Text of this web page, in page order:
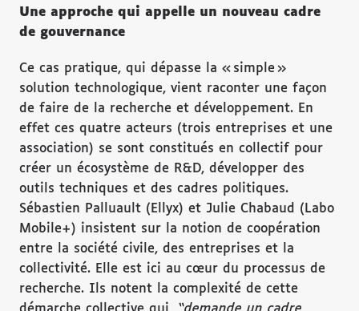
Une approche qui appelle un nouveau cadre
de gouvernance
Ce cas pratique, qui dépasse la « simple »
solution technologique, vient raconter une façon
de faire de la recherche et développement. En
effet ces quatre acteurs (trois entreprises et une
association) se sont constitués en collectif pour
créer un écosystème de R&D, développer des
outils techniques et des cadres politiques.
Sébastien Palluault (Ellyx) et Julie Chabaud (Labo
Mobile+) insistent sur la notion de coopération
entre la société civile, des entreprises et la
collectivité. Elle est ici au cœur du processus de
recherche. Ils notent la complexité de cette